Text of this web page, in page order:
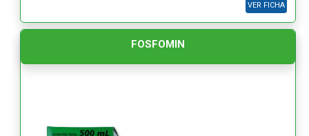
VER FICHA
FOSFOMIN